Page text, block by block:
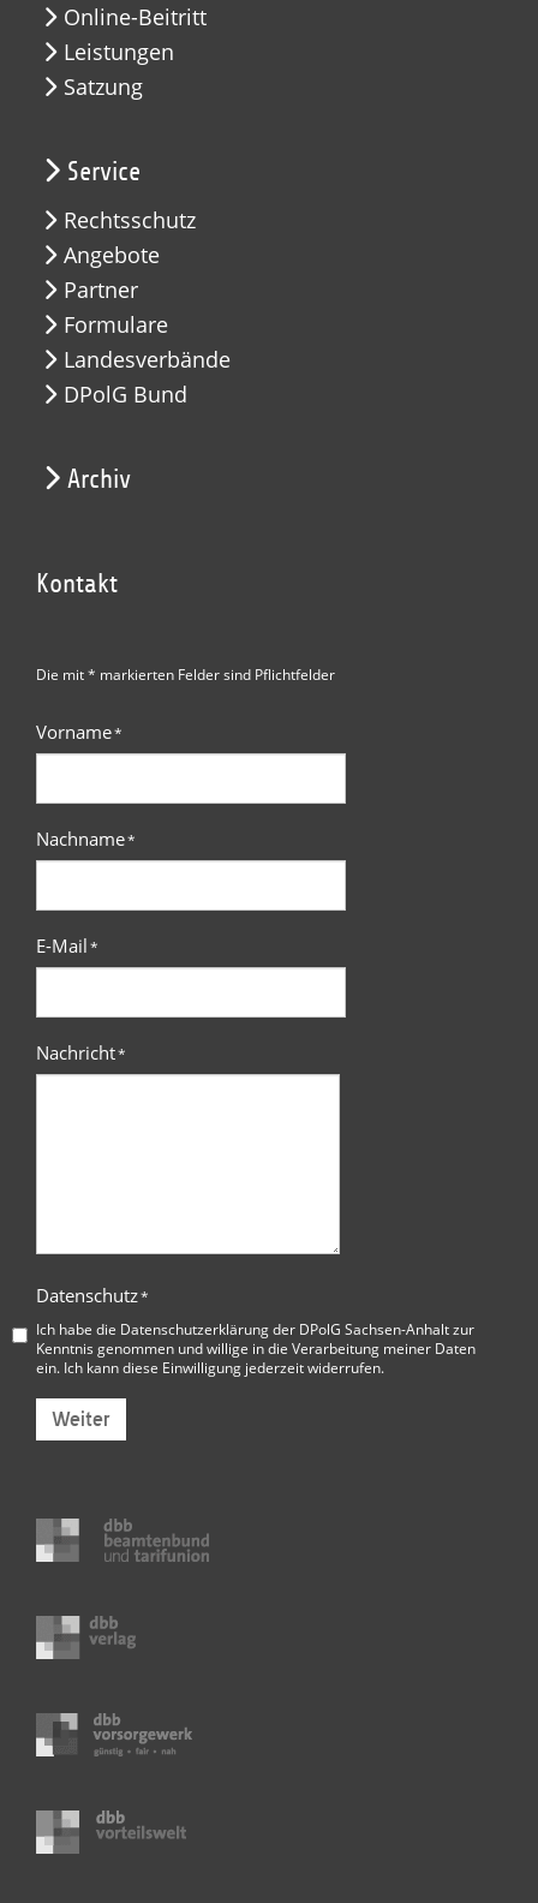
Online-Beitritt
Leistungen
Satzung
Service
Rechtsschutz
Angebote
Partner
Formulare
Landesverbände
DPolG Bund
Archiv
Kontakt
Die mit * markierten Felder sind Pflichtfelder
Vorname*
Nachname*
E-Mail*
Nachricht*
Datenschutz*
Ich habe die Datenschutzerklärung der DPolG Sachsen-Anhaltzur
Kenntnis genommen und willige in die Verarbeitung meiner Daten
ein. Ich kann diese Einwilligung jederzeit widerrufen.
Weiter